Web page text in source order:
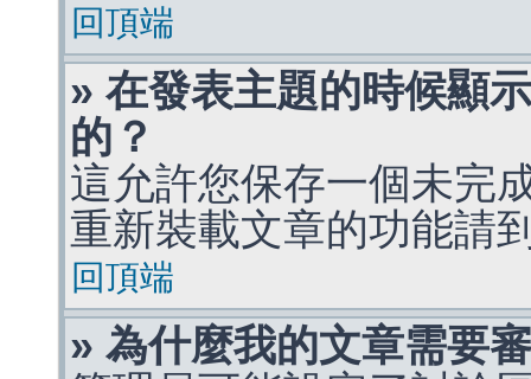
回頂端
» 在發表主題的時候顯
的？
這允許您保存一個未完
重新裝載文章的功能請
回頂端
» 為什麼我的文章需要